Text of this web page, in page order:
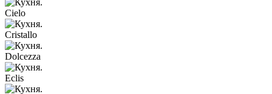
Cielo
Cristallo
Dolcezza
Eclis